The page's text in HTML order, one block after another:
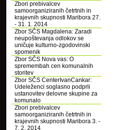
Zbori prebivalcev
samoorganiziranih četrtnih in
krajevnih skupnosti Maribora 27.
- 31. 1. 2014
Zbor SČS Magdalena: Zaradi
neupoštevanja odlokov se
uničuje kulturno-zgodovinski
spomenik
Zbor SČS Nova vas: O
spremembah cen komunalnih
storitev
Zbor SČS CenterIvanCankar:
Udeleženci soglasno podprli
ustanovitev delovne skupine za
komunalo
Zbori prebivalcev
samoorganiziranih četrtnih in
krajevnih skupnosti Maribora 3. -
7. 2. 2014